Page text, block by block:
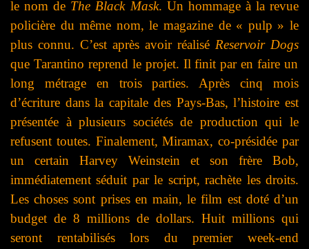
le nom de The Black Mask. Un hommage à la revue
policière du même nom, le magazine de « pulp » le
plus connu. C’est après avoir réalisé ReservoirDogs
que Tarantino reprend le projet. Il finit par en faire un
long métrage en trois parties. Après cinq mois
d’écriture dans la capitale des Pays-Bas, l’histoire est
présentée à plusieurs sociétés de production qui le
refusent toutes. Finalement, Miramax, co-présidée par
un certain Harvey Weinstein et son frère Bob,
immédiatement séduit par le script, rachète les droits.
Les choses sont prises en main, le film est doté d’un
budget de 8 millions de dollars. Huit millions qui
seront rentabilisés lors du premier week-end